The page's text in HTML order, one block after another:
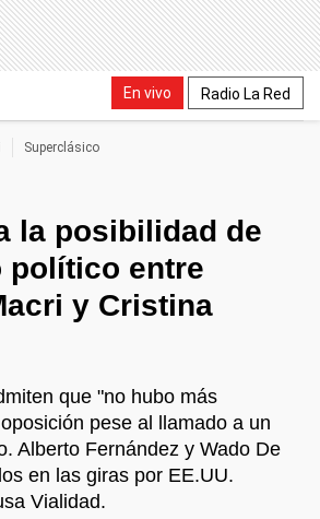
En vivo Radio La Red
Superclásico
la posibilidad de
político entre
y Cristina
que "no hubo más
pese al llamado a un
Alberto Fernández y Wado De
en las giras por EE.UU.
Vialidad.